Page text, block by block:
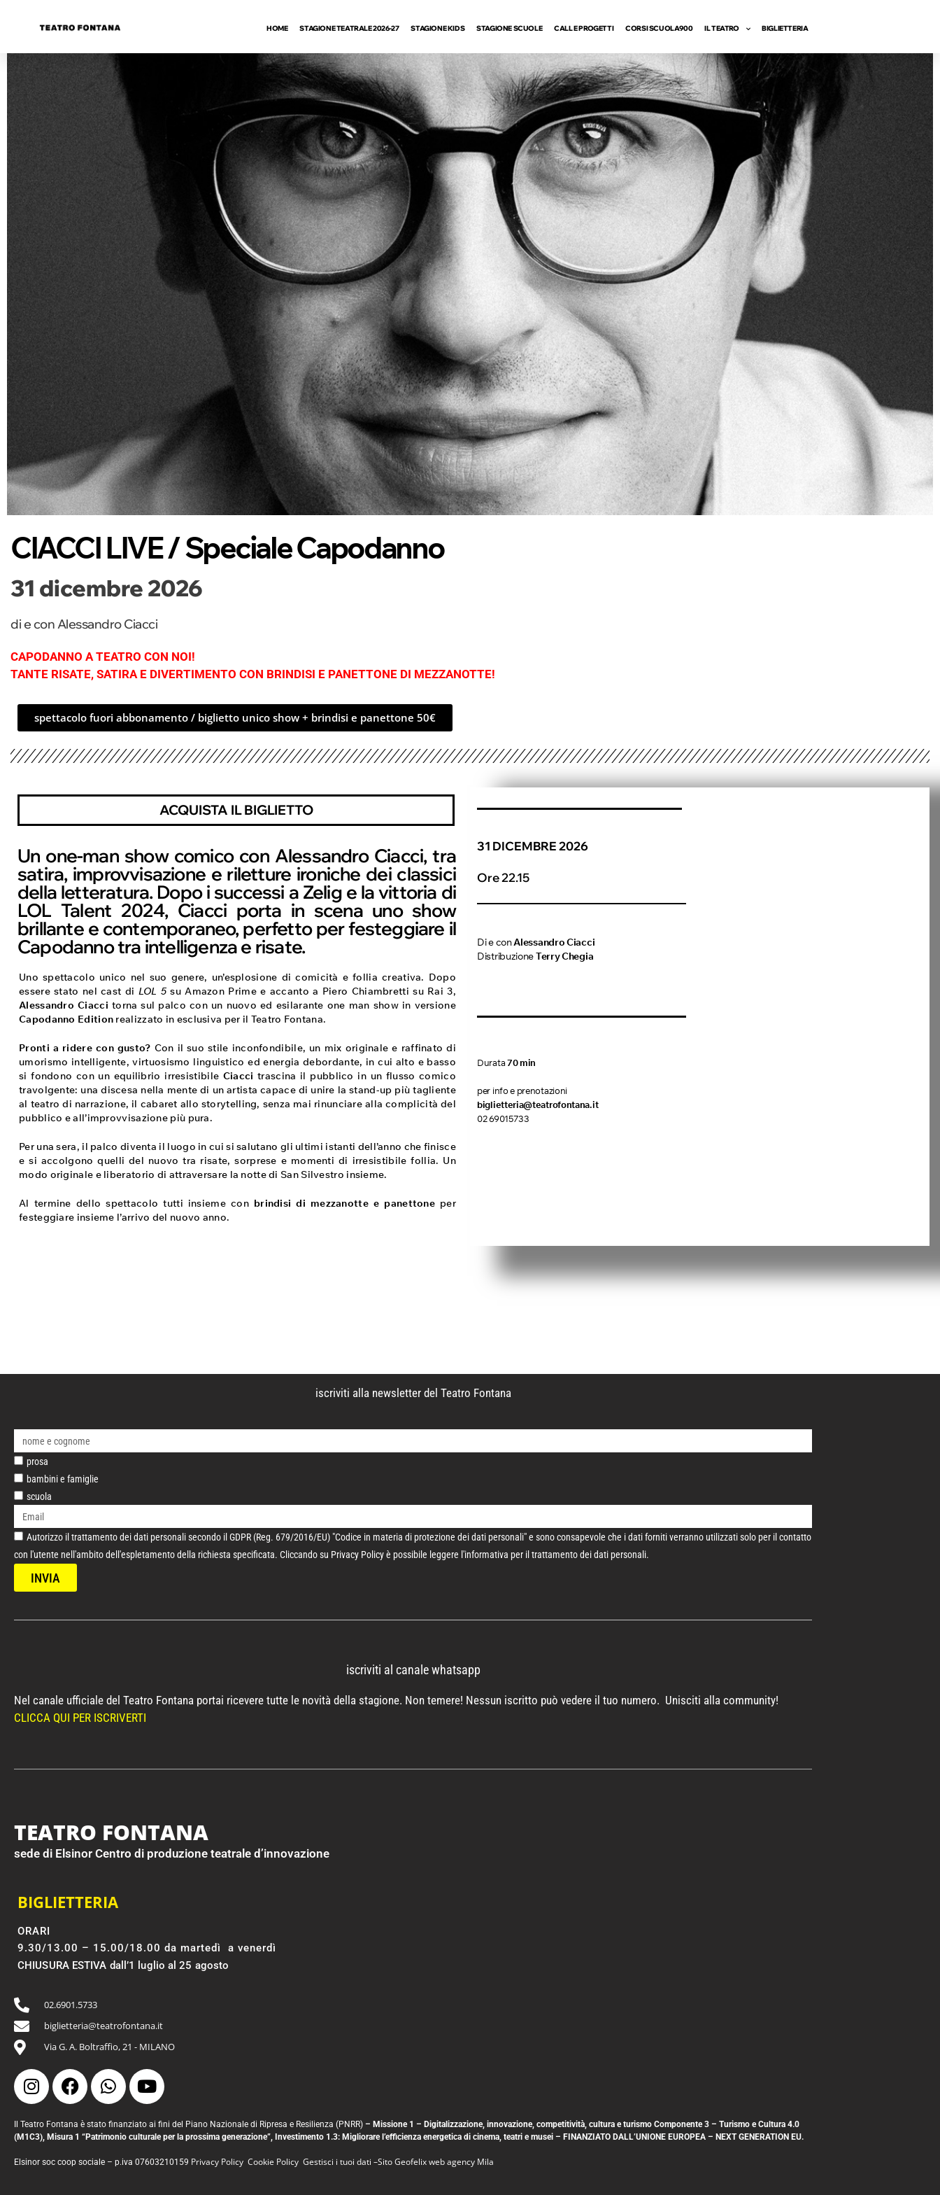
HOME STAGIONE TEATRALE 2026-27 STAGIONE KIDS STAGIONE SCUOLE CALL E PROGETTI CORSI SCUOLA900 IL TEATRO BIGLIETTERIA
CIACCI LIVE / Speciale Capodanno
31 dicembre 2026
di e con Alessandro Ciacci
CAPODANNO A TEATRO CON NOI!
TANTE RISATE, SATIRA E DIVERTIMENTO CON BRINDISI E PANETTONE DI MEZZANOTTE!
spettacolo fuori abbonamento / biglietto unico show + brindisi e panettone 50€
ACQUISTA IL BIGLIETTO
Un one-man show comico con Alessandro Ciacci, tra
satira, improvvisazione e riletture ironiche dei classici
della letteratura. Dopo i successi a Zelig e la vittoria di
LOL Talent 2024, Ciacci porta in scena uno show
brillante e contemporaneo, perfetto per festeggiare il
Capodanno tra intelligenza e risate.
Uno spettacolo unico nel suo genere, un’esplosione di comicità e follia creativa. Dopo
essere stato nel cast di LOL 5 su Amazon Prime e accanto a Piero Chiambretti su Rai 3,
Alessandro Ciacci torna sul palco con un nuovo ed esilarante one man show in versione
Capodanno Edition realizzato in esclusiva per il Teatro Fontana.
Pronti a ridere con gusto? Con il suo stile inconfondibile, un mix originale e raffinato di
umorismo intelligente, virtuosismo linguistico ed energia debordante, in cui alto e basso
si fondono con un equilibrio irresistibile Ciacci trascina il pubblico in un flusso comico
travolgente: una discesa nella mente di un artista capace di unire la stand-up più tagliente
al teatro di narrazione, il cabaret allo storytelling, senza mai rinunciare alla complicità del
pubblico e all’improvvisazione più pura.
Per una sera, il palco diventa il luogo in cui si salutano gli ultimi istanti dell’anno che finisce
e si accolgono quelli del nuovo tra risate, sorprese e momenti di irresistibile follia. Un
modo originale e liberatorio di attraversare la notte di San Silvestro insieme.
Al termine dello spettacolo tutti insieme con brindisi di mezzanotte e panettone per
festeggiare insieme l’arrivo del nuovo anno.
31 DICEMBRE 2026
Ore 22.15
Di e conAlessandro Ciacci
DistribuzioneTerry Chegia
Durata70 min
per info e prenotazioni
biglietteria@teatrofontana.it
02 69015733
iscriviti alla newsletter del Teatro Fontana
prosa
bambini e famiglie
scuola
Autorizzo il trattamento dei dati personali secondo il GDPR (Reg. 679/2016/EU) "Codice in materia di protezione dei dati personali" e sono consapevole che i dati forniti verranno utilizzati solo per il contatto
con l'utente nell'ambito dell'espletamento della richiesta specificata. Cliccando su Privacy Policyè possibile leggere l'informativa per il trattamento dei dati personali.
INVIA
iscriviti al canale whatsapp
Nel canale ufficiale del Teatro Fontana portai ricevere tutte le novità della stagione. Non temere! Nessun iscritto può vedere il tuo numero. Unisciti alla community!
CLICCA QUI PER ISCRIVERTI
TEATRO FONTANA
sede di Elsinor Centro di produzione teatrale d’innovazione
BIGLIETTERIA
ORARI
9.30/13.00 – 15.00/18.00 da martedì a venerdì
CHIUSURA ESTIVA dall’1 luglio al 25 agosto
02.6901.5733
biglietteria@teatrofontana.it
Via G. A. Boltraffio, 21 - MILANO
Il Teatro Fontana è stato finanziato ai fini del Piano Nazionale di Ripresa e Resilienza (PNRR) – Missione 1 – Digitalizzazione, innovazione, competitività, cultura e turismo Componente 3 – Turismo e Cultura 4.0
(M1C3), Misura 1 “Patrimonio culturale per la prossima generazione”, Investimento 1.3: Migliorare l’efficienza energetica di cinema, teatri e musei – FINANZIATO DALL’UNIONE EUROPEA – NEXT GENERATION EU.
Elsinor soc coop sociale – p.iva 07603210159 Privacy Policy Cookie Policy Gestisci i tuoi dati –SitoGeofelix web agency Mila